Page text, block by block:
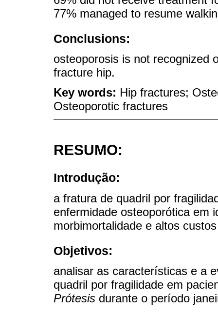
77% managed to resume
Conclusions:
osteoporosis is not recognized
fracture hip.
Key words: Hip fractures;
Osteoporotic fractures
RESUMO:
Introdução:
a fratura de quadril por
enfermidade osteoporótica em
morbimortalidade e altos
Objetivos:
analisar as características e a
quadril por fragilidade em
Prótesis durante o período